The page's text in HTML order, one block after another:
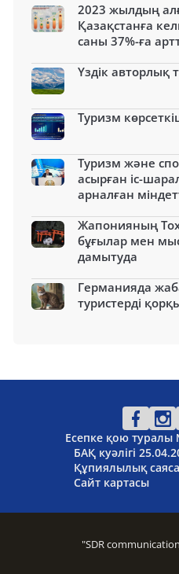
2023 жылдың
Қазақстанға
саны 37%-ға
Үздік авторлық
Туризм
Туризм және
асырған іс-
арналған
Жапонияның
бұғылар мен
дамытуда
Германияда
туристерді
Есепке қою туралы
БАҚ куәлігі
Құпиялылық
Сайт картасы
"SDR